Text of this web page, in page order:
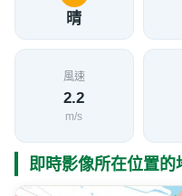
晴
風速
2.2
m/s
即時影像所在位置的